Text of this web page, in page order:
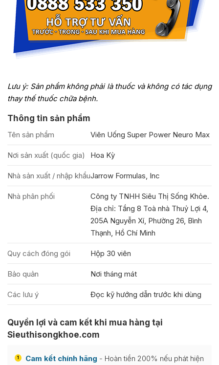
Lưu ý: Sản phẩm không phải là thuốc và không có tác dụng
thay thế thuốc chữa bệnh.
Thông tin sản phẩm
Tên sản phẩm Viên Uống Super Power Neuro Max
Nơi sản xuất (quốc gia) Hoa Kỳ
Nhà sản xuất / nhập khẩuJarrow Formulas, Inc
Nhà phân phối
Công ty TNHH Siêu Thị Sống Khỏe.
Địa chỉ: Tầng 8 Toà nhà Thuỷ Lợi 4,
205A Nguyễn Xí, Phường 26, Bình
Thạnh, Hồ Chí Minh
Quy cách đóng gói Hộp 30 viên
Bảo quản Nơi tháng mát
Các lưu ý Đọc kỹ hướng dẫn trước khi dùng
Quyền lợi và cam kết khi mua hàng tại
Sieuthisongkhoe.com
1 Cam kết chính hãng - Hoàn tiền 200% nếu phát hiện